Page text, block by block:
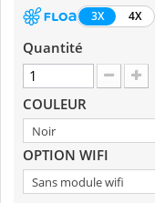
3X 4X
Quantité
COULEUR
OPTION WIFI